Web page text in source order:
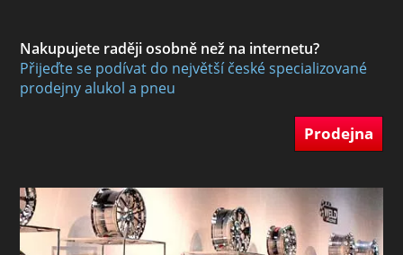
Nakupujete raději osobně než na internetu?
Přijeďte se podívat do největší české specializované
prodejny alukol a pneu
Prodejna